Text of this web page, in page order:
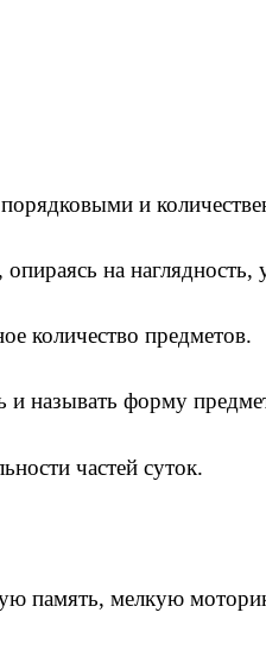
порядковыми и
на наглядность,
количество предметов.
и называть форму
частей суток.
память, мелкую